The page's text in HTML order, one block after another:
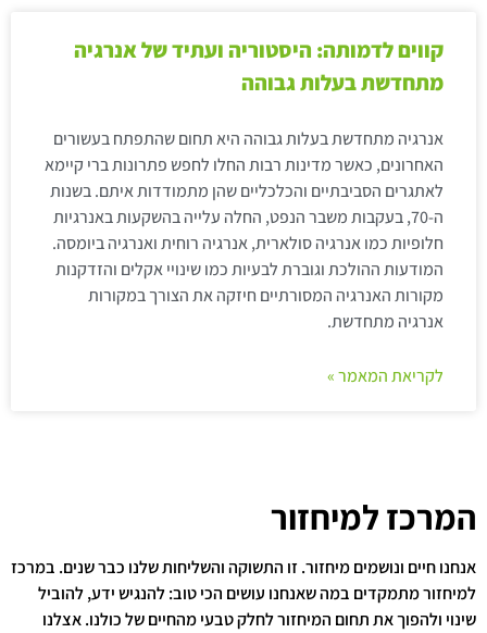
קווים לדמותה: היסטוריה ועתיד של אנרגיה
מתחדשת בעלות גבוהה
אנרגיה מתחדשת בעלות גבוהה היא תחום שהתפתח בעשורים
האחרונים, כאשר מדינות רבות החלו לחפש פתרונות ברי קיימא
לאתגרים הסביבתיים והכלכליים שהן מתמודדות איתם. בשנות
ה-70, בעקבות משבר הנפט, החלה עלייה בהשקעות באנרגיות
חלופיות כמו אנרגיה סולארית, אנרגיה רוחית ואנרגיה ביומסה.
המודעות ההולכת וגוברת לבעיות כמו שינויי אקלים והזדקנות
מקורות האנרגיה המסורתיים חיזקה את הצורך במקורות
אנרגיה מתחדשת.
לקריאת המאמר »
המרכז למיחזור
אנחנו חיים ונושמים מיחזור. זו התשוקה והשליחות שלנו כבר שנים. במרכז
למיחזור מתמקדים במה שאנחנו עושים הכי טוב: להנגיש ידע, להוביל
שינוי ולהפוך את תחום המיחזור לחלק טבעי מהחיים של כולנו. אצלנו